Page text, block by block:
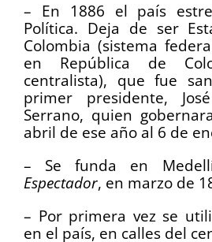
– En 1886 el país
Política. Deja de ser
Colombia (sistema
en República de
centralista), que fue
primer presidente,
Serrano, quien
abril de ese año al 6 de
– Se funda en
Espectador, en marzo de
– Por primera vez se
en el país, en calles del